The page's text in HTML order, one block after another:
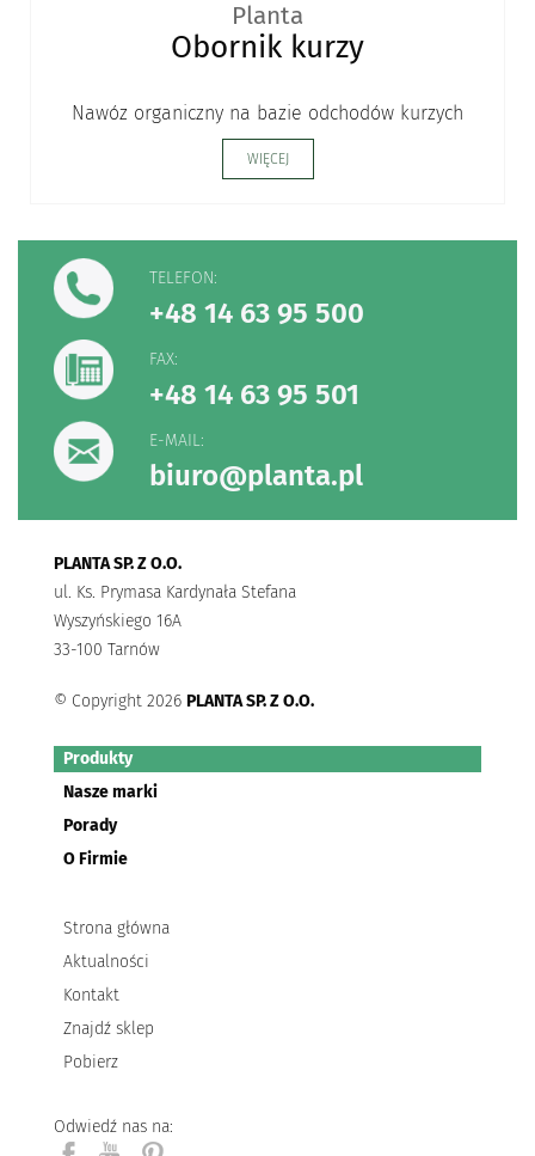
Planta
Obornik kurzy
Nawóz organiczny na bazie odchodów kurzych
WIĘCEJ
TELEFON:
+48 14 63 95 500
FAX:
+48 14 63 95 501
E-MAIL:
biuro@planta.pl
PLANTA SP. Z O.O.
ul. Ks. Prymasa Kardynała Stefana
Wyszyńskiego 16A
33-100 Tarnów
© Copyright 2026 PLANTA SP. Z O.O.
Produkty
Nasze marki
Porady
O Firmie
Strona główna
Aktualności
Kontakt
Znajdź sklep
Pobierz
Odwiedź nas na: